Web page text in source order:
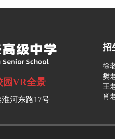
园VR全景
河东路17号
招
徐
樊
王
肖